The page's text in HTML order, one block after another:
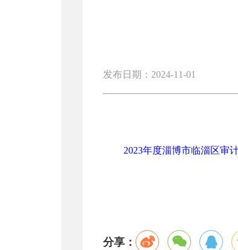
发布日期：2024-11-01
2023年度淄博市临淄区审
分享：